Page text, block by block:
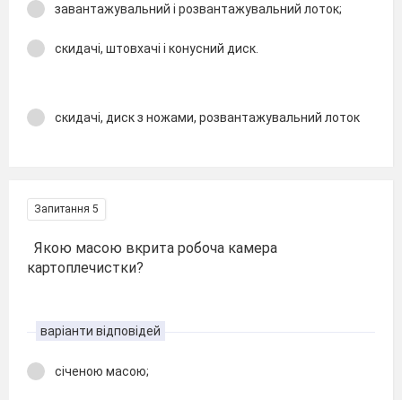
завантажувальний і розвантажувальний лоток;
скидачі, штовхачі і конусний диск.
скидачі, диск з ножами, розвантажувальний лоток
Запитання 5
Якою масою вкрита робоча камера
картоплечистки?
варіанти відповідей
січеною масою;